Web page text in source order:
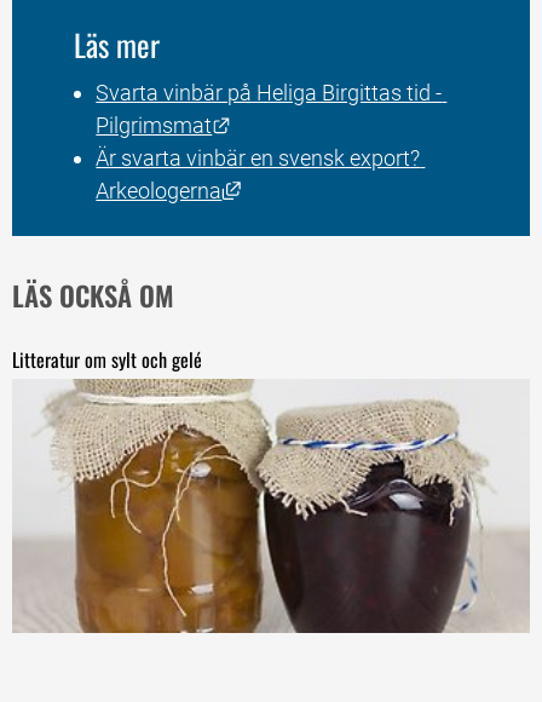
Läs mer
Svarta vinbär på Heliga Birgittas tid -
Pilgrimsmat
Är svarta vinbär en svensk export?
Arkeologerna
Länk till annan webbplats,
LÄS OCKSÅ OM
Litteratur om sylt och gelé